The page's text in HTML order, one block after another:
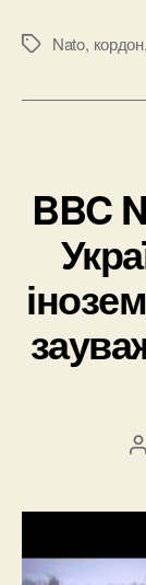
Позначки
Nato, кордон
BBC